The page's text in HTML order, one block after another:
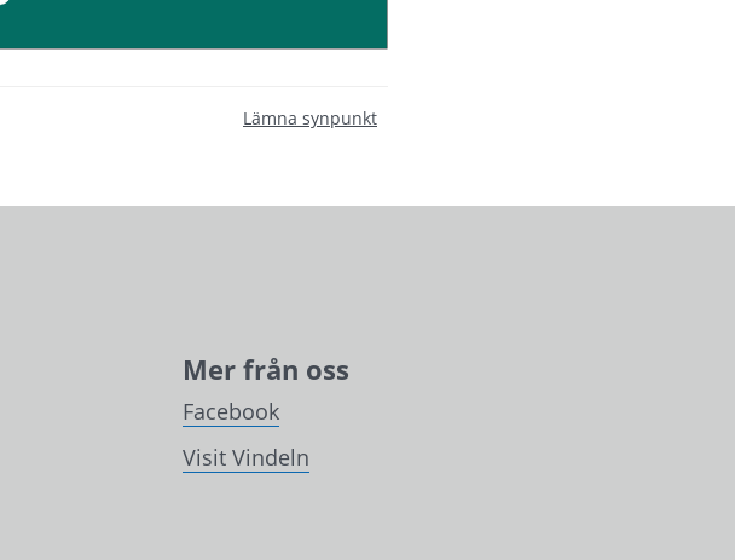
Lämna synpunkt
Mer från oss
Facebook
Visit Vindeln